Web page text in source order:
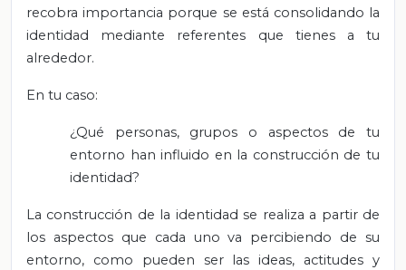
recobra importancia porque se está consolidando la
identidad mediante referentes que tienes a tu
alrededor.
En tu caso:
¿Qué personas, grupos o aspectos de tu
entorno han influido en la construcción de tu
identidad?
La construcción de la identidad se realiza a partir de
los aspectos que cada uno va percibiendo de su
entorno, como pueden ser las ideas, actitudes y